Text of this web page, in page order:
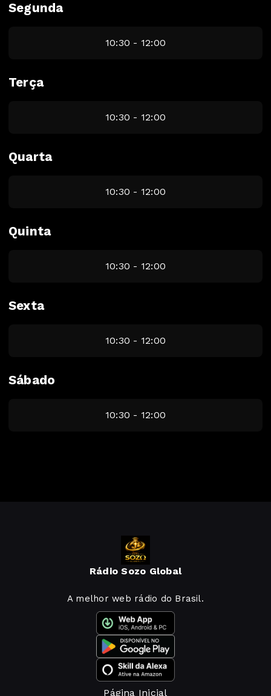
Segunda
10:30 - 12:00
Terça
10:30 - 12:00
Quarta
10:30 - 12:00
Quinta
10:30 - 12:00
Sexta
10:30 - 12:00
Sábado
10:30 - 12:00
Rádio Sozo Global
A melhor web rádio do Brasil.
Página Inicial